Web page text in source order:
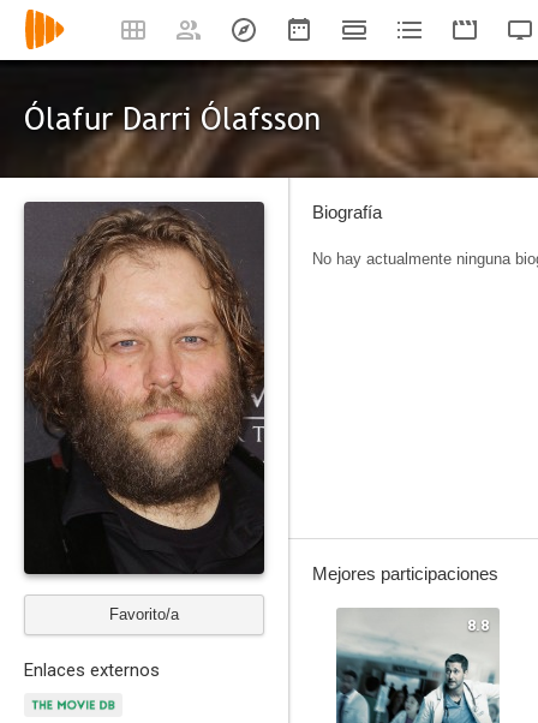
Ólafur Darri Ólafsson
Favorito/a
Enlaces externos
Biografía
No hay actualmente ninguna
Mejores participaciones
8.8